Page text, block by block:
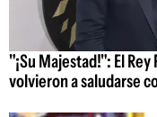
"¡Su Majestad!": El
volvieron a saludarse